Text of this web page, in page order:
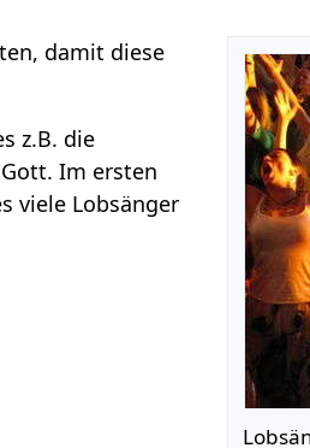
damit diese
z.B. die
Im ersten
viele Lobsänger